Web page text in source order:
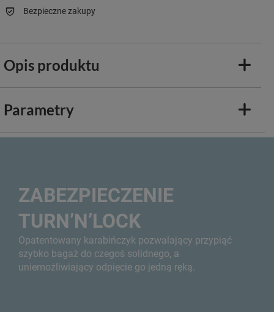
Bezpieczne zakupy
Opis produktu
Parametry
ZABEZPIECZENIE
TURN’N’LOCK
Opatentowany karabińczyk pozwalający przypiąć
szybko bagaż do czegoś solidnego, a
uniemożliwiający odpięcie go jedną ręką.